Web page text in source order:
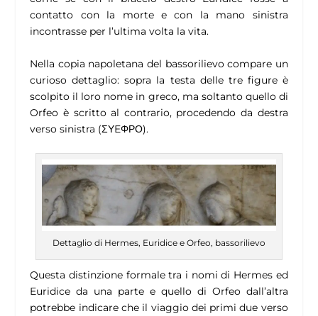
contatto con la morte e con la mano sinistra
incontrasse per l’ultima volta la vita.
Nella copia napoletana del bassorilievo compare un
curioso dettaglio: sopra la testa delle tre figure è
scolpito il loro nome in greco, ma soltanto quello di
Orfeo è scritto al contrario, procedendo da destra
verso sinistra (ΣΥEΦΡΟ).
Dettaglio di Hermes, Euridice e Orfeo, bassorilievo
Questa distinzione formale tra i nomi di Hermes ed
Euridice da una parte e quello di Orfeo dall’altra
potrebbe indicare che il viaggio dei primi due verso